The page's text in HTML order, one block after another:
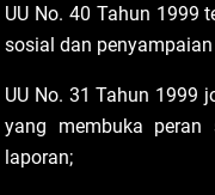
UU No. 40 Tahun 1999
sosial dan
UU No. 31 Tahun 1999
yang membuka peran
laporan;